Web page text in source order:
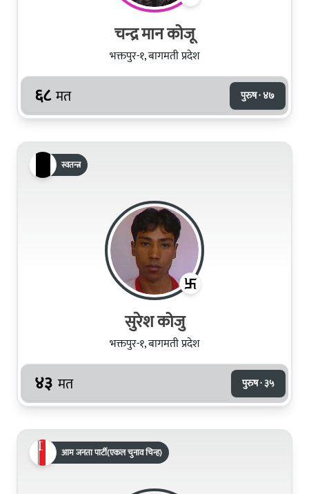
चन्द्र मान कोजू
भक्तपुर-१, बागमती प्रदेश
६८ मत पुरुष · ४७
स्वतन्त्र
सुरेश कोजु
भक्तपुर-१, बागमती प्रदेश
४३ मत पुरुष · ३५
आम जनता पार्टी(एकल चुनाव चिन्ह)